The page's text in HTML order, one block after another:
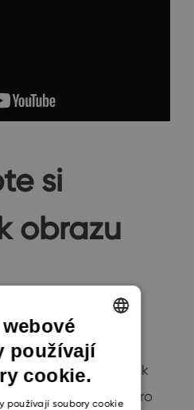
si
obrazu
organizaci můžete
CRM alternativně
Můžete tak
úkolu – zda je pro
ENGLISH
CZECH
SLOVAK
používají
cookie.
používají soubory cookie